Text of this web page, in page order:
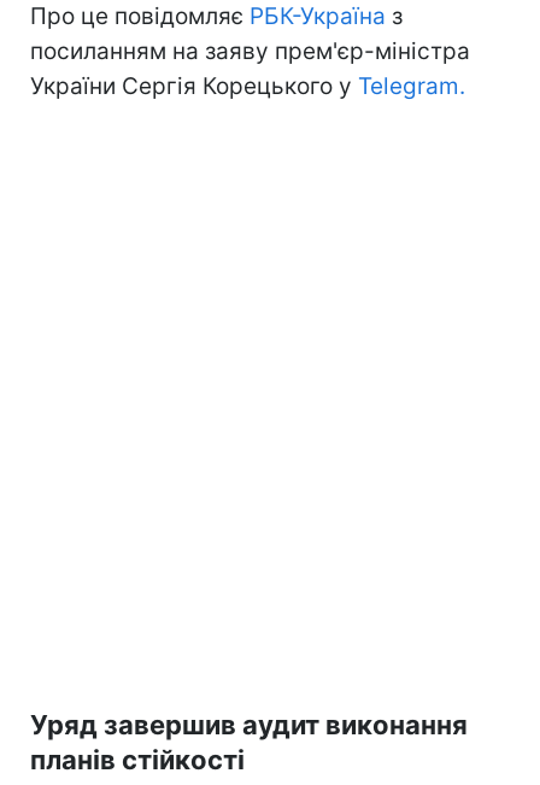
Про це повідомляє РБК-Україна з
посиланням на заяву прем'єр-міністра
України Сергія Корецького у Telegram.
Уряд завершив аудит виконання
планів стійкості